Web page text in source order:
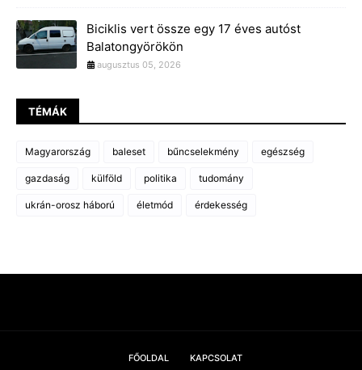
Biciklis vert össze egy 17 éves autóst
Balatongyörökön
augusztus 05, 2026
TÉMÁK
Magyarország baleset bűncselekmény egészség
gazdaság külföld politika tudomány
ukrán-orosz háború életmód érdekesség
FŐOLDAL KAPCSOLAT